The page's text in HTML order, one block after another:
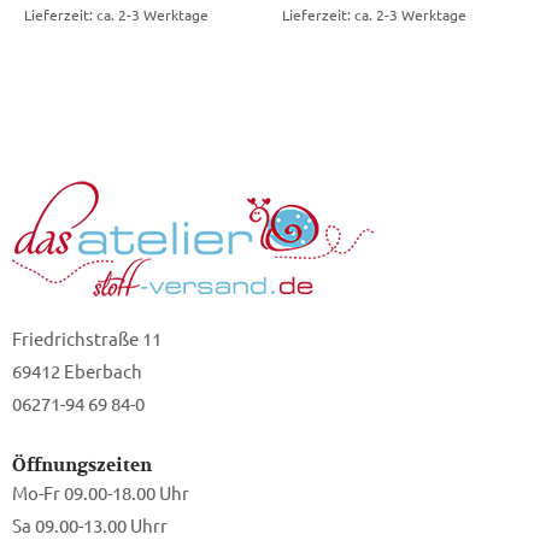
Lieferzeit: ca. 2-3 Werktage
Lieferzeit: ca. 2-3 Werktage
Friedrichstraße 11
69412 Eberbach
06271-94 69 84-0
Öffnungszeiten
Mo-Fr 09.00-18.00 Uhr
Sa 09.00-13.00 Uhrr